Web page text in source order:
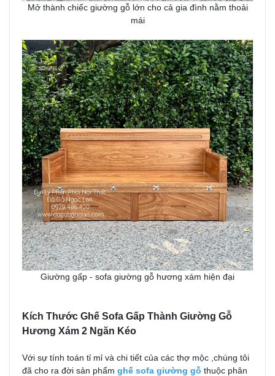
Mở thành chiếc giường gỗ lớn cho cả gia đình nằm thoải
mái
Giường gấp - sofa giường gỗ hương xám hiện đại
Kích Thước Ghế Sofa Gấp Thành Giường Gỗ
Hương Xám 2 Ngăn Kéo
Với sự tính toán tỉ mỉ và chi tiết của các thợ mộc ,chúng tôi
đã cho ra đời sản phẩm ghế sofa giường gỗ thuộc phân